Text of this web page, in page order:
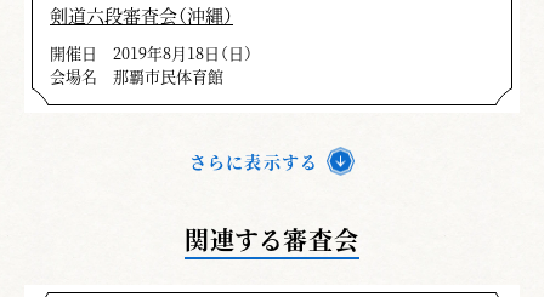
での勝機の打突が感じられなかった。特に文章
に表現されていない、心法・身法・刀法を日本
剣道形で習い、身につけてほしい。
最近昇段審査が厳しいという風評があるが、
それは競技スポーツとして位置づけられ、勝負
う。全剣連が示す高い水準の日本剣道を目指す
剣道六段審査会（沖縄）
開催日
2019年8月18日（日）
会場名
那覇市民体育館
さらに表示する
関連する審査会